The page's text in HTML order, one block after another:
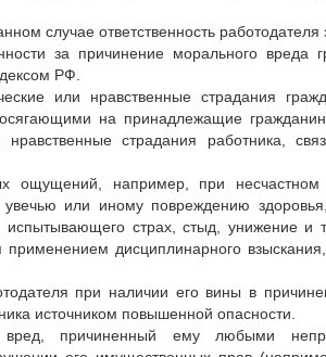
случае ответственность
за причинение морального вреда
РФ.
или нравственные страдания
на принадлежащие
страдания работника,
ощущений, например, при несчастном
или иному повреждению здоровья,
страх, стыд, унижение и
дисциплинарного
при наличии его вины в
источником повышенной опасности.
вред, причиненный ему любыми